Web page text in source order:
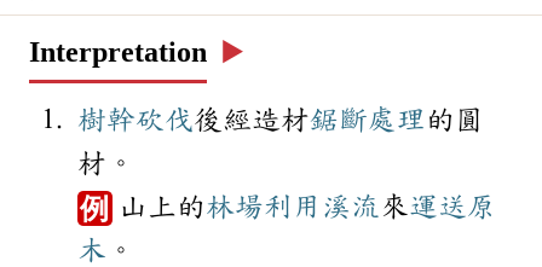
Interpretation ▶️
樹幹砍伐後經造材鋸斷處理 的圓
材。
例 山上的林場利用 溪流 來運送 原
木 。